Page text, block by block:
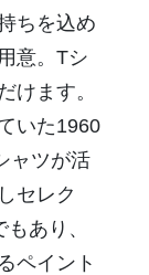
ちを込め
意。Tシ
けます。
いた1960
ャツが活
セレク
あり、
ペイント